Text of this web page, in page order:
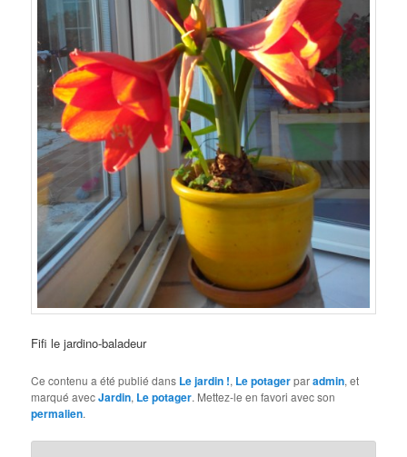
Fifi le jardino-baladeur
Ce contenu a été publié dans Le jardin !, Le potagerparadmin, et
marqué avecJardin, Le potager. Mettez-le en favori avec son
permalien.